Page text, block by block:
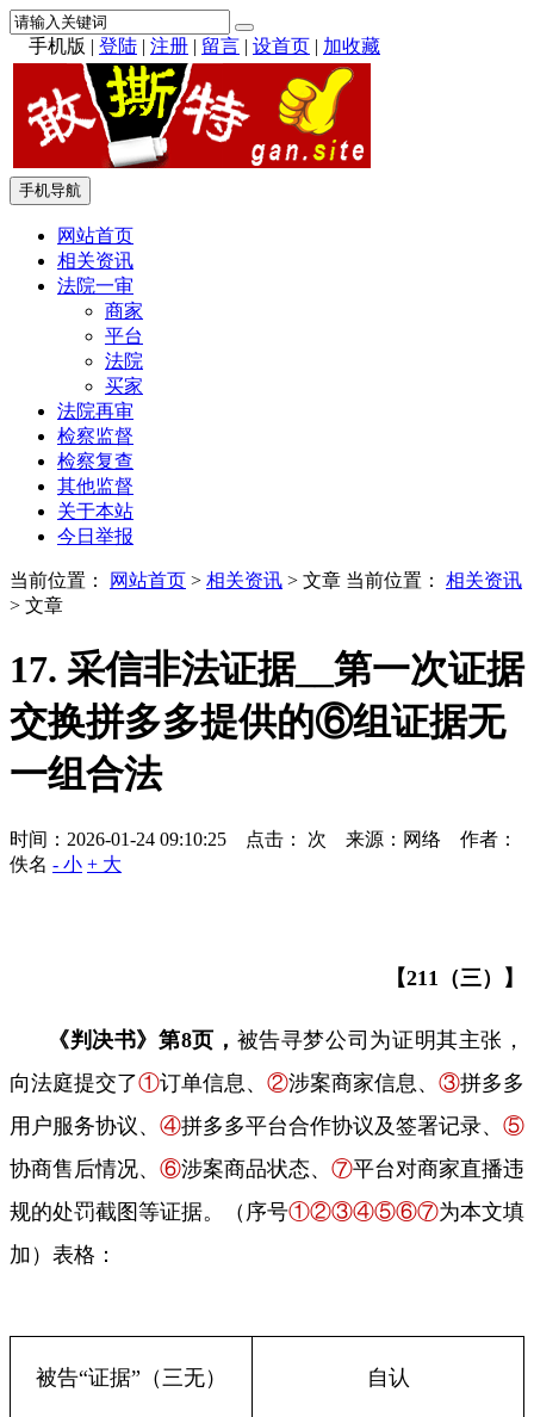
手机版 | 登陆 | 注册 | 留言 | 设首页 | 加收藏
手机导航
网站首页
相关资讯
法院一审
商家
平台
法院
买家
法院再审
检察监督
检察复查
其他监督
关于本站
今日举报
当前位置： 网站首页 > 相关资讯 > 文章 当前位置： 相关资讯
> 文章
17. 采信非法证据__第一次证据
交换拼多多提供的⑥组证据无
一组合法
时间：2026-01-24 09:10:25 点击： 次 来源：网络 作者：
佚名 - 小 + 大
【211 （三）】
《判决书》第8页， 被告寻梦公司为证明其主张，
向法庭提交了①订单信息、 ②涉案商家信息、 ③拼多多
用户服务协议、 ④拼多多平台合作协议及签署记录、 ⑤
协商售后情况、 ⑥涉案商品状态、 ⑦平台对商家直播违
规的处罚截图等证据。（序号①②③④⑤⑥⑦为本文填
加）表格：
被告“证据”（三无） 自认